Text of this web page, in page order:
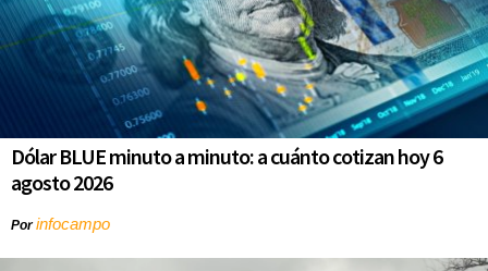
Dólar BLUE minuto a minuto: a cuánto cotizan hoy 6
agosto 2026
Porinfocampo